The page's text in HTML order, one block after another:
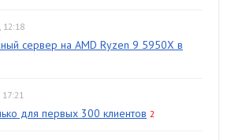
12:18
сервер на AMD Ryzen 9 5950X в
для первых 300 клиентов 2